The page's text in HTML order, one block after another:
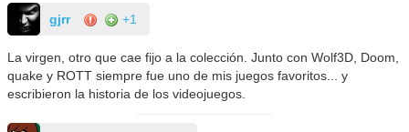
gjrr +1
La virgen, otro que cae fijo a la colección. Junto con Wolf3D, Doom,
quake y ROTT siempre fue uno de mis juegos favoritos... y
escribieron la historia de los videojuegos.